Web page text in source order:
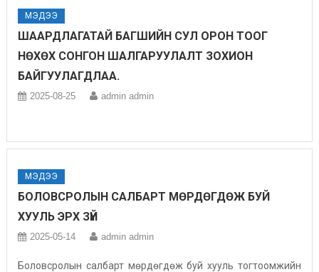
МЭДЭЭ
ШААРДЛАГАТАЙ БАГШИЙН СУЛ ОРОН ТООГ
НӨХӨХ СОНГОН ШАЛГАРУУЛАЛТ ЗОХИОН
БАЙГУУЛАГДЛАА.
2025-08-25 admin admin
МЭДЭЭ
БОЛОВСРОЛЫН САЛБАРТ МӨРДӨГДӨЖ БУЙ
ХУУЛЬ ЭРХ ЗҮЙ
2025-05-14 admin admin
Боловсролын салбарт мөрдөгдөж буй хууль тогтоомжийн